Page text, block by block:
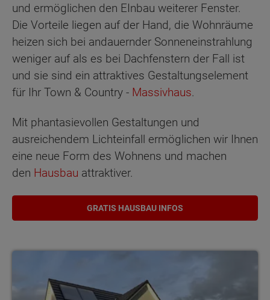
und ermöglichen den EInbau weiterer Fenster.
Die Vorteile liegen auf der Hand, die Wohnräume
heizen sich bei andauernder Sonneneinstrahlung
weniger auf als es bei Dachfenstern der Fall ist
und sie sind ein attraktives Gestaltungselement
für Ihr Town & Country - Massivhaus.
Mit phantasievollen Gestaltungen und
ausreichendem Lichteinfall ermöglichen wir Ihnen
eine neue Form des Wohnens und machen
den Hausbau attraktiver.
GRATIS HAUSBAU INFOS